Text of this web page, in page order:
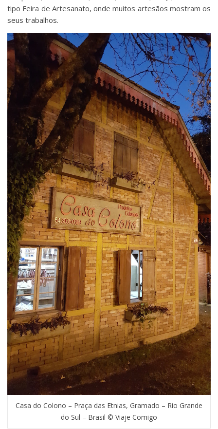
tipo Feira de Artesanato, onde muitos artesãos mostram os
seus trabalhos.
Casa do Colono – Praça das Etnias, Gramado – Rio Grande
do Sul – Brasil © Viaje Comigo